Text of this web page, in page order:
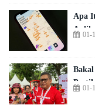
Apa
01-
01-